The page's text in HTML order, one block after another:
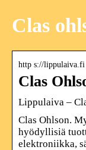
Clas
http s://lippulaiva.fi
Clas
Lippulaiva –
Clas Ohlson.
hyödyllisiä
elektroniikka,